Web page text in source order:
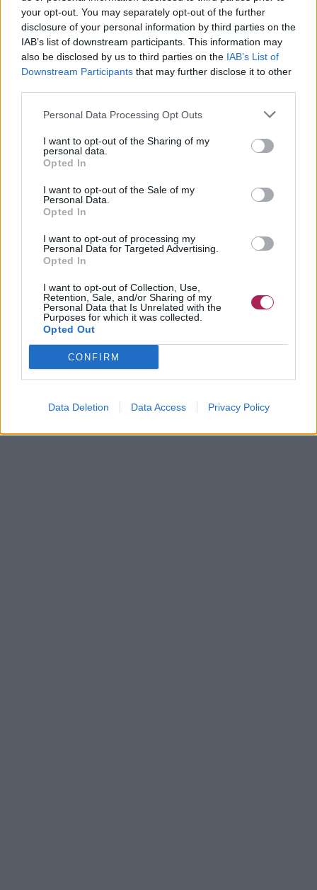
your opt-out. You may separately opt-out of the further
disclosure of your personal information by third parties on the
IAB’s list of downstream participants. This information may
also be disclosed by us to third parties on the IAB’s List of
Downstream Participants that may further disclose it to other
Personal Data Processing Opt Outs
I want to opt-out of the Sharing of my
personal data.
Opted In
I want to opt-out of the Sale of my
Personal Data.
Opted In
I want to opt-out of processing my
Personal Data for Targeted Advertising.
Opted In
I want to opt-out of Collection, Use,
Retention, Sale, and/or Sharing of my
Personal Data that Is Unrelated with the
Purposes for which it was collected.
Opted Out
CONFIRM
Data Deletion Data Access Privacy Policy